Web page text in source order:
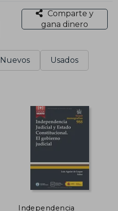
Comparte y
gana dinero
Nuevos Usados
Independencia